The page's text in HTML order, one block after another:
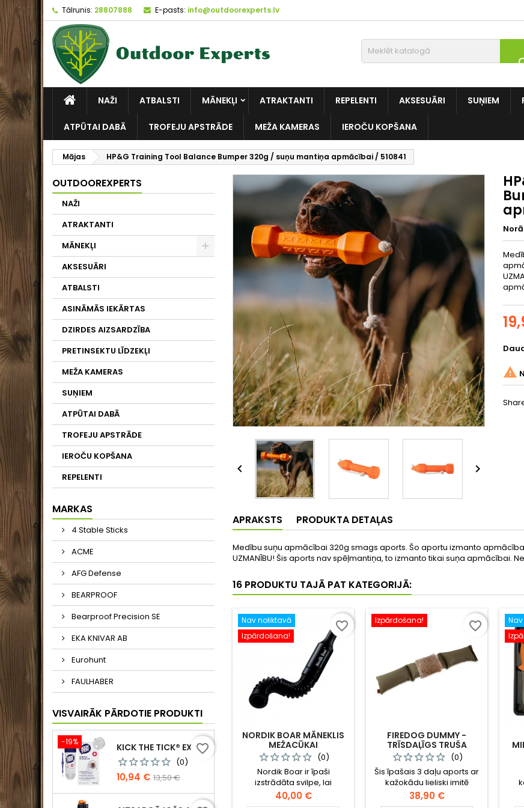
Tālrunis: 28807888 E-pasts: info@outdoorexperts.lv

NAŽI ATBALSTI MĀNEKĻI ATRAKTANTI REPELENTI AKSESUĀRI SUŅIEM
ATPŪTAI DABĀ TROFEJU APSTRĀDE MEŽA KAMERAS IEROČU KOPŠANA
Mājas HP&G Training Tool Balance Bumper 320g / suņu mantiņa apmācībai / 510841
OUTDOOREXPERTS
NAŽI
ATRAKTANTI
MĀNEKĻI
AKSESUĀRI
ATBALSTI
ASINĀMĀS IEKĀRTAS
DZIRDES AIZSARDZĪBA
PRETINSEKTU LĪDZEKĻI
MEŽA KAMERAS
SUŅIEM
ATPŪTAI DABĀ
TROFEJU APSTRĀDE
IEROČU KOPŠANA
REPELENTI
MARKAS
4 Stable Sticks
ACME
AFG Defense
BEARPROOF
Bearproof Precision SE
EKA KNIVAR AB
Eurohunt
FAULHABER
VISVAIRĀK PĀRDOTIE PRODUKTI
-19% KICK THE TICK® EXPERT SAFE TICK REMOVAL KIT, KOMPLEKTS DROŠAI ĒRČU NOŅEMŠANAI
(0)
Cena
10,94 € Standarta
13,50 €
favorite_border
 

APRAKSTS PRODUKTA DETAĻAS
Medību suņu apmācībai 320g smags aports. Šo aportu izmanto
UZMANĪBU! Šis aports nav spēļmantiņa, to izmanto tikai suņa apmācībai.
16 PRODUKTU TAJĀ PAT KATEGORIJĀ:
Nav noliktavā
Izpārdošana!
NORDIK BOAR MĀNEKLIS
MEŽACŪKAI
(0)
Nordik Boar ir īpaši
izstrādāta svilpe, lai
pievilinātu mežacūkas.
Svilpes radītā skaņa imitē
Cena
40,00 €
favorite_border Izpārdošana!
FIREDOG DUMMY -
TRĪSDAĻĪGS TRUŠA
APORTS MEDĪBU SUŅA
TRENIŅIEM UN APMĀCĪBAI
(3 KG) / TPD30F
(0)
Šis īpašais 3 daļu aports ar
kažokādu lieliski imitē
medījuma formu. Tas ir
piemērots medību suņu
Cena
38,90 €
favorite_border